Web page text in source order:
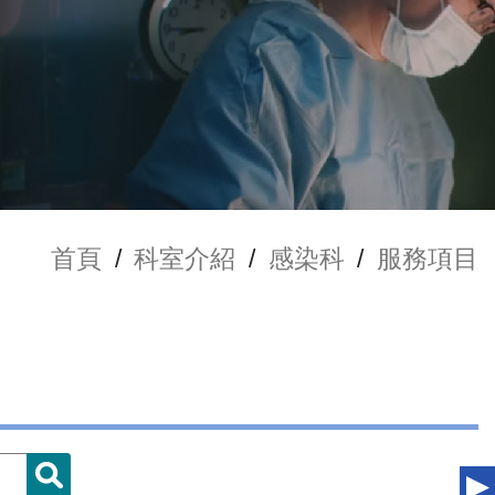
首頁 / 科室介紹 / 感染科 / 服務項目